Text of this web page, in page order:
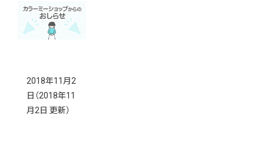
2018年11月2
日 （2018年11
月2日 更新）